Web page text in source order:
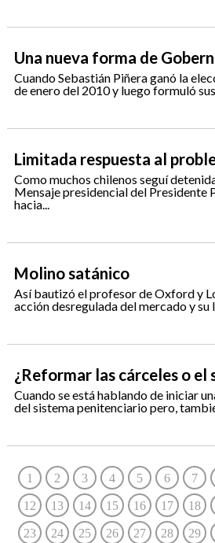
Una nueva forma de
Cuando Sebastián Piñera ganó la
de enero del 2010 y luego formuló
Limitada respuesta al
Como muchos chilenos seguí
Mensaje presidencial del Presidente
hacia...
Molino satánico
Así bautizó el profesor de Oxford y
acción desregulada del mercado y su
¿Reformar las cárceles o el
Cuando se está hablando de iniciar
del sistema penitenciario pero,
1 2 3 4 5 6 7
12 13 14 15 16 17 18
23 24 25 26 27 28 29